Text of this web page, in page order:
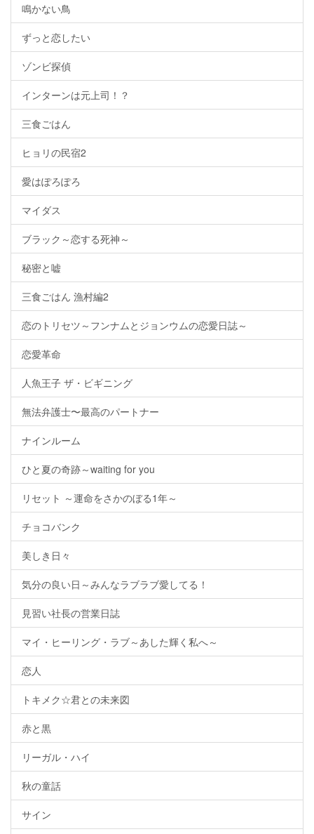
鳴かない鳥
ずっと恋したい
ゾンビ探偵
インターンは元上司！？
三食ごはん
ヒョリの民宿2
愛はぽろぽろ
マイダス
ブラック～恋する死神～
秘密と嘘
三食ごはん 漁村編2
恋のトリセツ～フンナムとジョンウムの恋愛日誌～
恋愛革命
人魚王子 ザ・ビギニング
無法弁護士〜最高のパートナー
ナインルーム
ひと夏の奇跡～waiting for you
リセット ～運命をさかのぼる1年～
チョコバンク
美しき日々
気分の良い日～みんなラブラブ愛してる！
見習い社長の営業日誌
マイ・ヒーリング・ラブ～あした輝く私へ～
恋人
トキメク☆君との未来図
赤と黒
リーガル・ハイ
秋の童話
サイン